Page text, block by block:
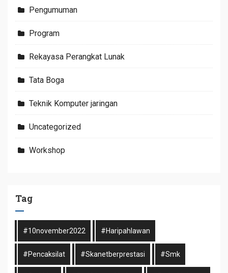
Pengumuman
Program
Rekayasa Perangkat Lunak
Tata Boga
Teknik Komputer jaringan
Uncategorized
Workshop
Tag
#10november2022 #haripahlawan
#pencaksilat #skanetberprestasi #smk